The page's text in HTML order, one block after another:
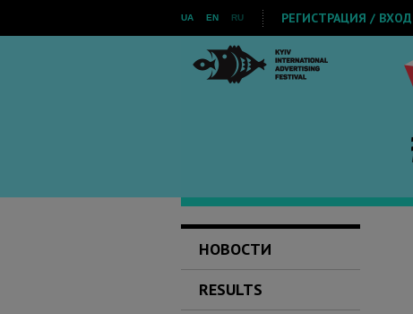
UA EN RU РЕГИСТРАЦИЯ / ВХОД
НОВОСТИ
RESULTS